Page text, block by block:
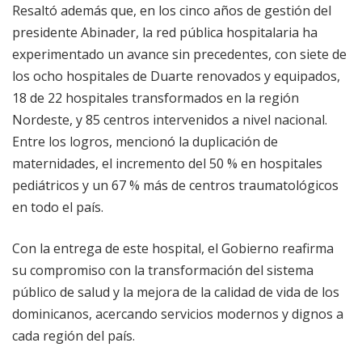
Resaltó además que, en los cinco años de gestión del
presidente Abinader, la red pública hospitalaria ha
experimentado un avance sin precedentes, con siete de
los ocho hospitales de Duarte renovados y equipados,
18 de 22 hospitales transformados en la región
Nordeste, y 85 centros intervenidos a nivel nacional.
Entre los logros, mencionó la duplicación de
maternidades, el incremento del 50 % en hospitales
pediátricos y un 67 % más de centros traumatológicos
en todo el país.
Con la entrega de este hospital, el Gobierno reafirma
su compromiso con la transformación del sistema
público de salud y la mejora de la calidad de vida de los
dominicanos, acercando servicios modernos y dignos a
cada región del país.